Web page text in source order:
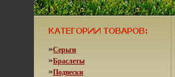
»Серьги
»Браслеты
»Подвески